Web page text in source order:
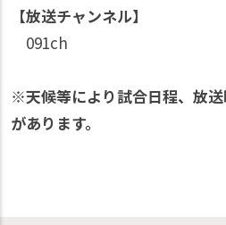
【放送チャンネル】
091ch
※天候等により試合日程、放
があります。